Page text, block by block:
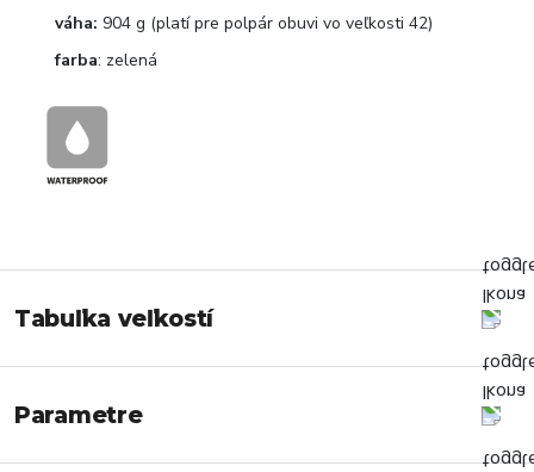
váha: 904 g (platí pre polpár obuvi vo veľkosti 42)
farba: zelená
Tabuľka veľkostí
Parametre